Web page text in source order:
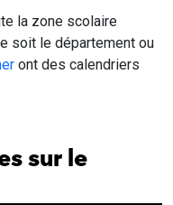
la zone scolaire
soit le département ou
ont des calendriers
sur le